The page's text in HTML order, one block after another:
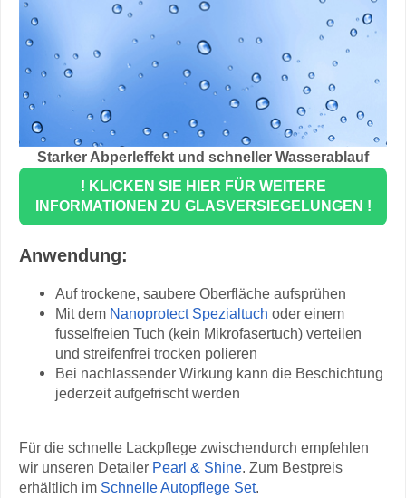
Starker Abperleffekt und schneller Wasserablauf
! KLICKEN SIE HIER FÜR WEITERE
INFORMATIONEN ZU GLASVERSIEGELUNGEN !
Anwendung:
Auf trockene, saubere Oberfläche aufsprühen
Mit dem Nanoprotect Spezialtuch oder einem
fusselfreien Tuch (kein Mikrofasertuch) verteilen
und streifenfrei trocken polieren
Bei nachlassender Wirkung kann die Beschichtung
jederzeit aufgefrischt werden
Für die schnelle Lackpflege zwischendurch empfehlen
wir unseren Detailer Pearl & Shine. Zum Bestpreis
erhältlich im Schnelle Autopflege Set.